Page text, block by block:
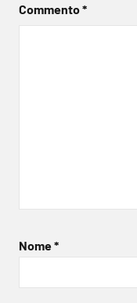
Commento*
Nome*